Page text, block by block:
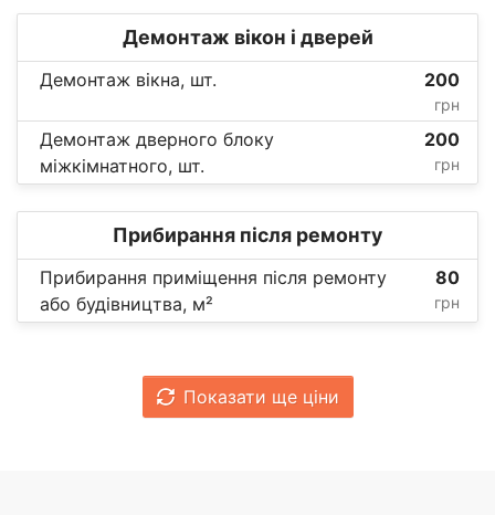
Демонтаж вікон і дверей
Демонтаж вікна, шт. 200
грн
Демонтаж дверного блоку
міжкімнатного, шт.
200
грн
Прибирання після ремонту
Прибирання приміщення після ремонту
або будівництва, м²
80
грн
Показати ще ціни